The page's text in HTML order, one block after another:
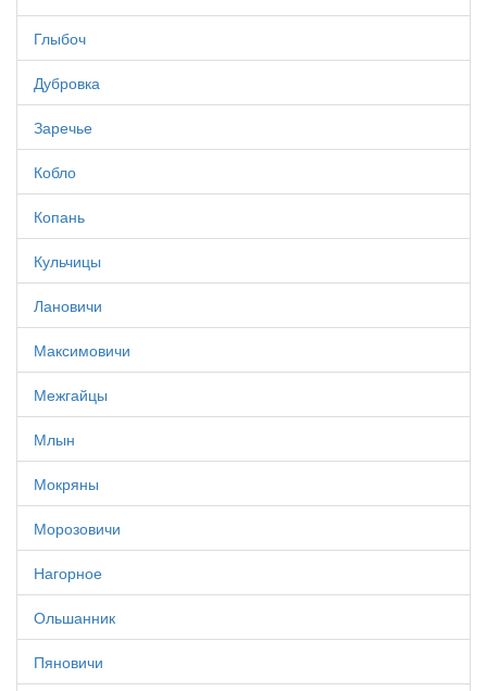
Глыбоч
Дубровка
Заречье
Кобло
Копань
Кульчицы
Лановичи
Максимовичи
Межгайцы
Млын
Мокряны
Морозовичи
Нагорное
Ольшанник
Пяновичи